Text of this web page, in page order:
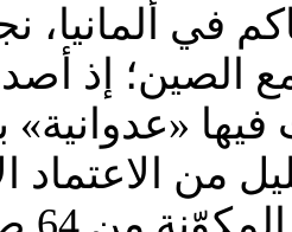
في
مع الصين؛ إذ
«عدوانية»
من